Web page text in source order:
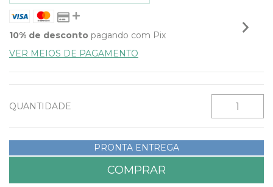
10% de desconto pagando com Pix
VER MEIOS DE PAGAMENTO
QUANTIDADE
PRONTA ENTREGA